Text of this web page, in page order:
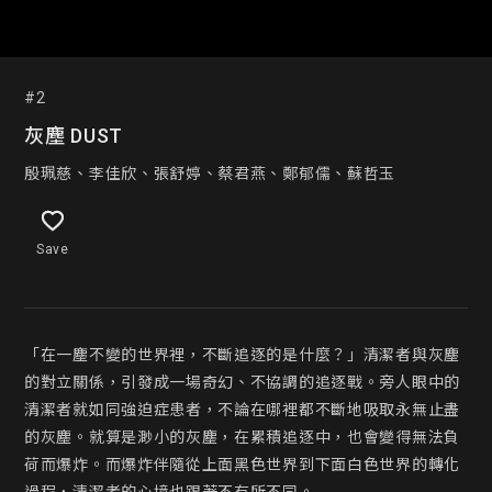
#2
灰塵 DUST
殷珮慈、李佳欣、張舒婷、蔡君燕、鄭郁儒、蘇哲玉
Save
「在一塵不變的世界裡，不斷追逐的是什麼？」清潔者與灰塵
的對立關係，引發成一場奇幻、不協調的追逐戰。旁人眼中的
清潔者就如同強迫症患者，不論在哪裡都不斷地吸取永無止盡
的灰塵。就算是渺小的灰塵，在累積追逐中，也會變得無法負
荷而爆炸。而爆炸伴隨從上面黑色世界到下面白色世界的轉化